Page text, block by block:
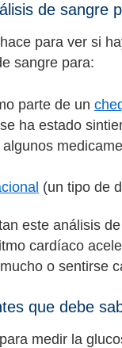
de sangre
para ver si
sangre para:
parte de un
ha estado
(un tipo de
este análisis
cardíaco
o sentirse
que debe
medir la